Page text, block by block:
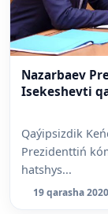
Nazarbaev
Isekeshevti
Qaýipsizdik
Prezidenttiń
hatshys...
19 qarasha 2020